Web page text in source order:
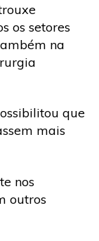
os setores
na
que
mais
nos
outros